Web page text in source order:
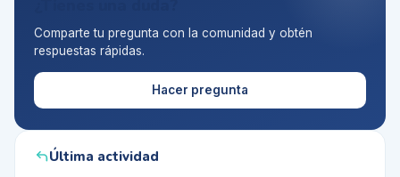
Comparte tu pregunta con la comunidad y obtén
respuestas rápidas.
Hacer pregunta
Última actividad